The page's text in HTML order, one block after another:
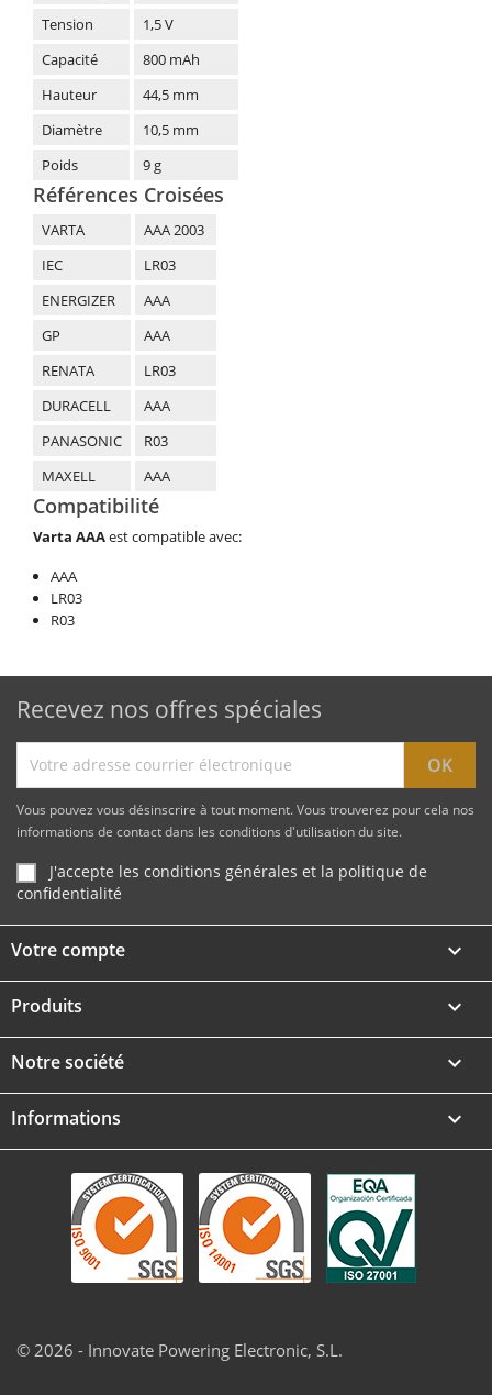
Tension
1,5 V
Capacité
800 mAh
Hauteur
44,5 mm
Diamètre
10,5 mm
Poids
9 g
Références Croisées
VARTA
AAA 2003
IEC
LR03
ENERGIZER
AAA
GP
AAA
RENATA
LR03
DURACELL
AAA
PANASONIC
R03
MAXELL
AAA
Compatibilité
Varta AAAest compatible avec:
AAA
LR03
R03
Recevez nos offres spéciales
Vous pouvez vous désinscrire à tout moment. Vous trouverez pour cela nos
informations de contact dans les conditions d'utilisation du site.
J'accepte les conditions générales et la politique de
confidentialité
Votre compte 
Produits 
Notre société 
Informations keyboard_arrow_down
© 2026 - Innovate Powering Electronic, S.L.